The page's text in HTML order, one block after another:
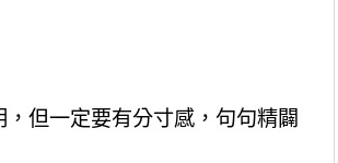
但一定要有分寸感，句句精闢